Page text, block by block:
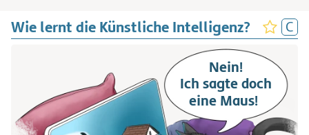
Wie lernt die Künstliche Intelligenz?
Nein!
Ich sagte doch
eine Maus!